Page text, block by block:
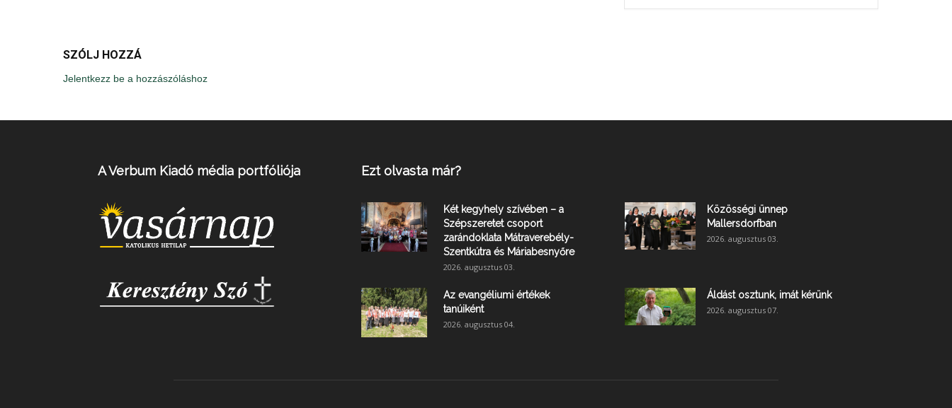
SZÓLJ HOZZÁ
Jelentkezz be a hozzászóláshoz
A Verbum Kiadó média portfóliója Ezt olvasta már?
Két kegyhely szívében – a
Szépszeretet csoport
zarándoklata Mátraverebély-
Szentkútra és Máriabesnyőre
2026. augusztus 03.
Közösségi ünnep
Mallersdorfban
2026. augusztus 03.
Az evangéliumi értékek
tanúiként
2026. augusztus 04.
Áldást osztunk, imát kérünk
2026. augusztus 07.